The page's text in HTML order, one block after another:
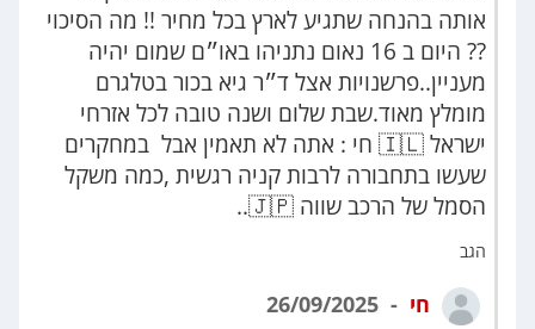
אותה בהנחה שתגיע לארץ בכל מחיר !! מה הסיכוי
?? היום ב 16 נאום נתניהו באו״ם שמום יהיה
מעניין..פרשנויות אצל ד״ר גיא בכור בטלגרם
מומלץ מאוד.שבת שלום ושנה טובה לכל אזרחי
ישראל 🇮🇱 חי : אתה לא תאמין אבל במחקרים
שעשו בתחבורה לרבות קניה רגשית ,כמה משקל
הסמל של הרכב שווה 🇯🇵..
הגב
חי